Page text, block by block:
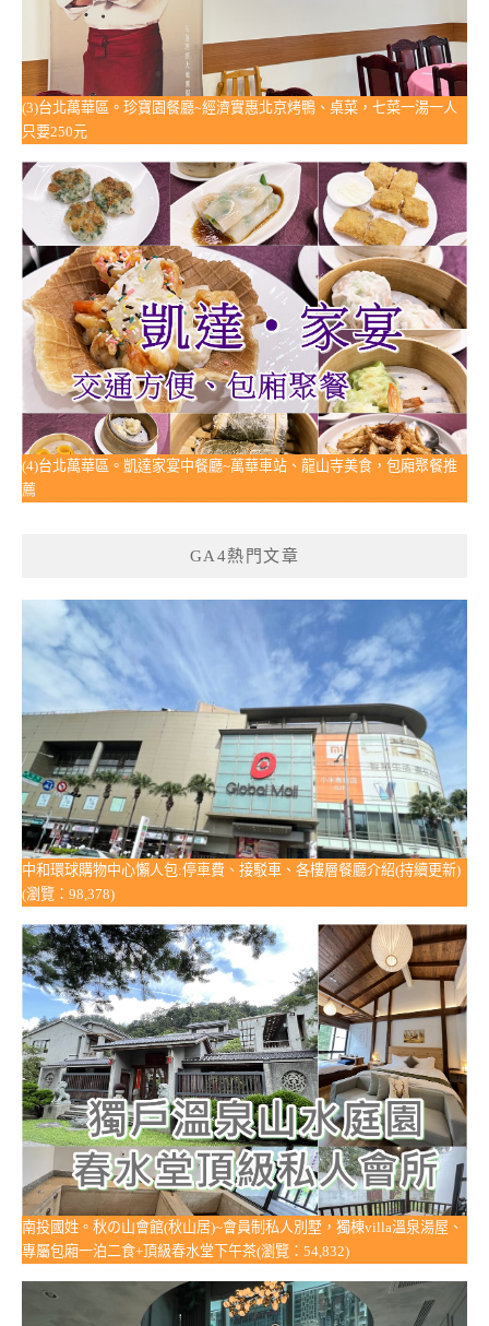
(3)台北萬華區。珍寶園餐廳~經濟實惠北京烤鴨、桌菜，七菜一湯一人
只要250元
(4)台北萬華區。凱達家宴中餐廳~萬華車站、龍山寺美食，包廂聚餐推
薦
GA4熱門文章
中和環球購物中心懶人包:停車費、接駁車、各樓層餐廳介紹(持續更新)
(瀏覽：98,378)
南投國姓。秋の山會館(秋山居)~會員制私人別墅，獨棟villa溫泉湯屋、
專屬包廂一泊二食+頂級春水堂下午茶(瀏覽：54,832)